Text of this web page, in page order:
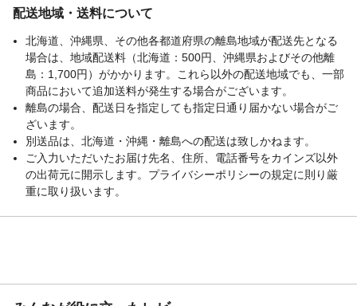
配送地域・送料について
北海道、沖縄県、その他各都道府県の離島地域が配送先となる
場合は、地域配送料（北海道：500円、沖縄県およびその他離
島：1,700円）がかかります。これら以外の配送地域でも、一部
商品において追加送料が発生する場合がございます。
離島の場合、配送日を指定しても指定日通り届かない場合がご
ざいます。
別送品は、北海道・沖縄・離島への配送は致しかねます。
ご入力いただいたお届け先名、住所、電話番号をカインズ以外
の出荷元に開示します。プライバシーポリシーの規定に則り厳
重に取り扱います。